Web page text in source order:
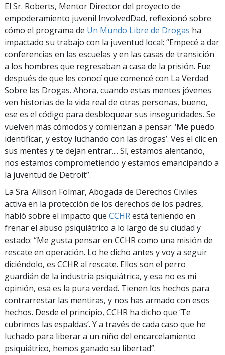
El Sr. Roberts, Mentor Director del proyecto de
empoderamiento juvenil InvolvedDad, reflexionó sobre
cómo el programa de Un Mundo Libre de Drogas ha
impactado su trabajo con la juventud local: “Empecé a dar
conferencias en las escuelas y en las casas de transición
a los hombres que regresaban a casa de la prisión. Fue
después de que les conocí que comencé con La Verdad
Sobre las Drogas. Ahora, cuando estas mentes jóvenes
ven historias de la vida real de otras personas, bueno,
ese es el código para desbloquear sus inseguridades. Se
vuelven más cómodos y comienzan a pensar: ‘Me puedo
identificar, y estoy luchando con las drogas’. Ves el clic en
sus mentes y te dejan entrar.... Sí, estamos alentando,
nos estamos comprometiendo y estamos emancipando a
la juventud de Detroit”.
La Sra. Allison Folmar, Abogada de Derechos Civiles
activa en la protección de los derechos de los padres,
habló sobre el impacto que CCHRestá teniendo en
frenar el abuso psiquiátrico a lo largo de su ciudad y
estado: “Me gusta pensar en CCHR como una misión de
rescate en operación. Lo he dicho antes y voy a seguir
diciéndolo, es CCHR al rescate. Ellos son el perro
guardián de la industria psiquiátrica, y esa no es mi
opinión, esa es la pura verdad. Tienen los hechos para
contrarrestar las mentiras, y nos has armado con esos
hechos. Desde el principio, CCHR ha dicho que ‘Te
cubrimos las espaldas’. Y a través de cada caso que he
luchado para liberar a un niño del encarcelamiento
psiquiátrico, hemos ganado su libertad”.